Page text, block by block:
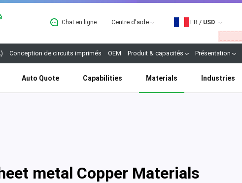
Chat en ligne Centre d'aide FR / USD
Conception de circuits imprimés OEM Produit & capacités Présentation
Auto Quote Capabilities Materials Industries
metal Copper Materials